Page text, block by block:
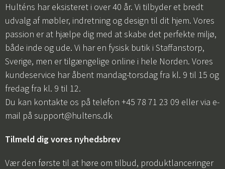
Hulténs har eksisteret i over 40 år. Vi tilbyder et bredt
udvalg af møbler, indretning og design til dit hjem. Vores
passion er at hjælpe dig med at skabe det perfekte miljø,
både inde og ude. Vi har en fysisk butik i Staffanstorp,
Sverige, men er tilgængelige online i hele Norden. Vores
kundeservice har åbent mandag-torsdag fra kl. 9 til 15 og
fredag fra kl. 9 til 12.
Du kan kontakte os på telefon +45 78 71 23 09 eller via e-
mail på support@hultens.dk
Tilmeld dig vores nyhedsbrev
Vær den første til at høre om tilbud, produktlanceringer